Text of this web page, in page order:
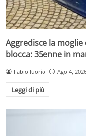
Aggredisce la
blocca: 35enne in
Fabio Iuorio Ago 4,
Leggi di più